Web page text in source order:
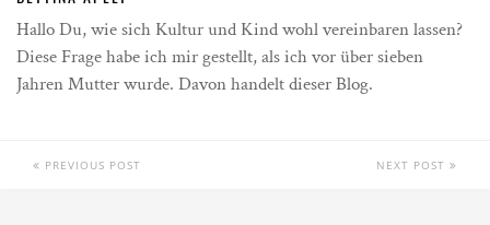
Hallo Du, wie sich Kultur und Kind wohl vereinbaren lassen?
Diese Frage habe ich mir gestellt, als ich vor über sieben
Jahren Mutter wurde. Davon handelt dieser Blog.
PREVIOUS POST NEXT POST